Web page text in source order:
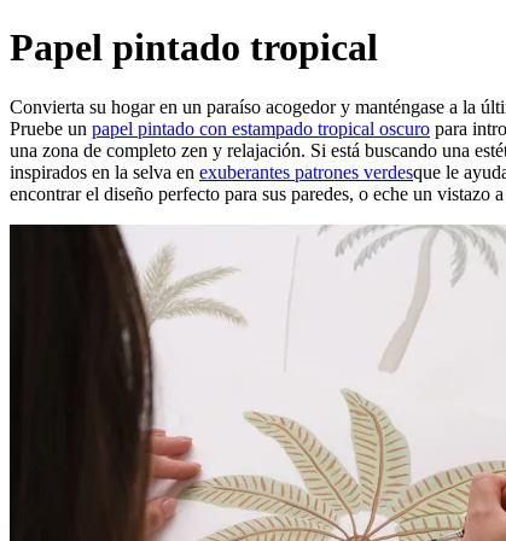
Papel pintado tropical
Convierta su hogar en un paraíso acogedor y manténgase a la
Pruebe un papel pintado con estampado tropical oscuro para
una zona de completo zen y relajación. Si está buscando una
inspirados en la selva en exuberantes patrones verdesque le
encontrar el diseño perfecto para sus paredes, o eche un vistazo